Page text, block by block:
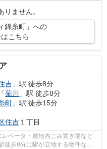
りません。
錦糸町」への
こちら
吉 」駅 徒歩8分
「菊川
」駅 徒歩8分
町 」駅 徒歩15分
住吉１丁目
ベータ・敷地内ごみ置き場など
徒歩8分に駅が立地する物件なの